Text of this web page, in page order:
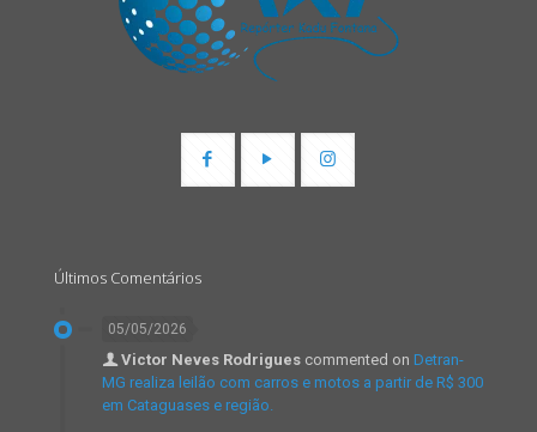
Últimos Comentários
05/05/2026
Victor Neves Rodrigues commented on Detran-
MG realiza leilão com carros e motos a partir de R$ 300
em Cataguases e região.